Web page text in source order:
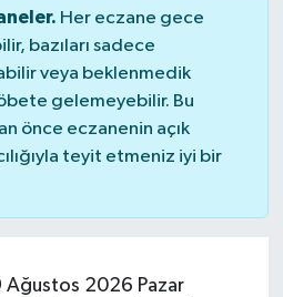
Her eczane gece
bazıları sadece
veya beklenmedik
gelemeyebilir. Bu
önce eczanenin açık
teyit etmeniz iyi bir
2026 Pazar